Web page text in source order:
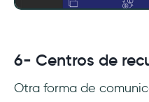
6- Centros de
Otra forma de